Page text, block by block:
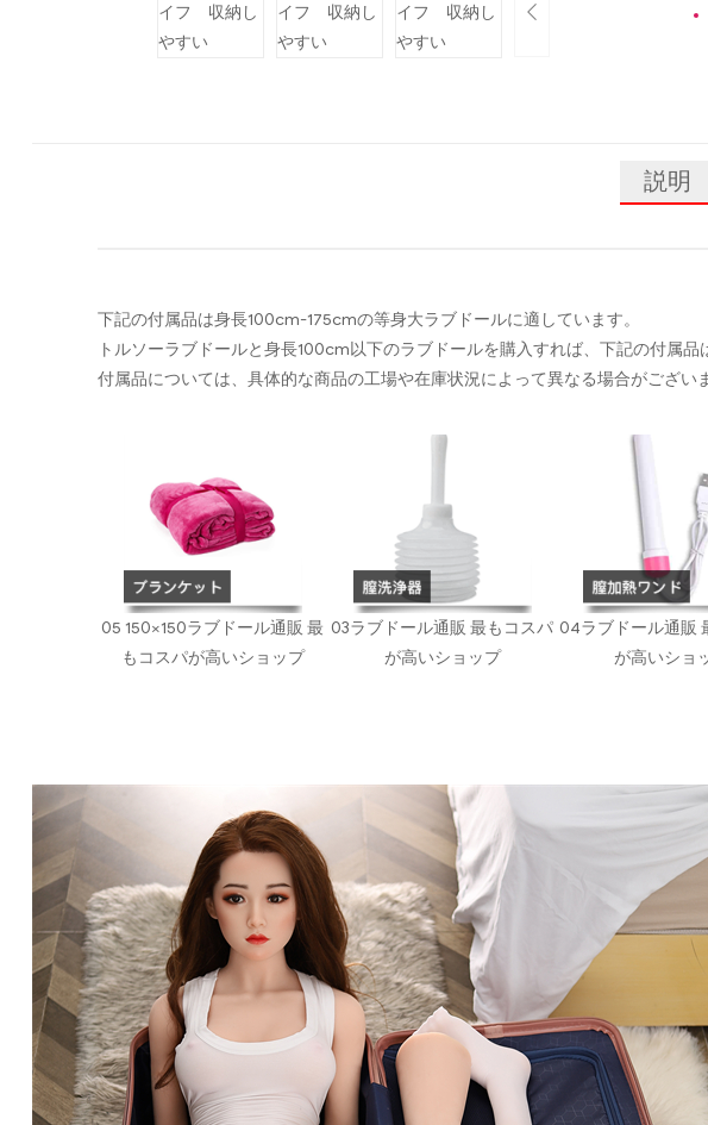
説明
下記の付属品は身長100cm-175cmの等身大ラブドールに適しています。
トルソーラブドールと身長100cm以下のラブドールを購入すれば、下記の付属品
付属品については、具体的な商品の工場や在庫状況によって異なる場合がござい
05 150×150ラブドール通販 最
もコスパが高いショップ
03ラブドール通販 最もコスパ
が高いショップ
04ラブドール通販
が高いショ